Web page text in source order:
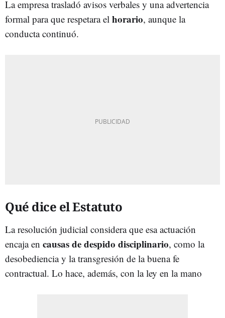
La empresa trasladó avisos verbales y una advertencia
formal para que respetara el horario, aunque la
conducta continuó.
Qué dice el Estatuto
La resolución judicial considera que esa actuación
encaja en causas de despido disciplinario, como la
desobediencia y la transgresión de la buena fe
contractual. Lo hace, además, con la ley en la mano